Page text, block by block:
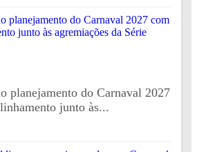
planejamento do Carnaval 2027
junto às...